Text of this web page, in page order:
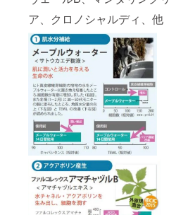
ア、クロノシャルディ、他